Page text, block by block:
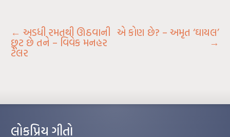
← અડધી રમતથી ઊઠવાની
છૂટ છે તને – વિવેક મનહર
ટેલર
એ કોણ છે? – અમૃત ‘ઘાયલ’
→
લોકપ્રિય ગીતો